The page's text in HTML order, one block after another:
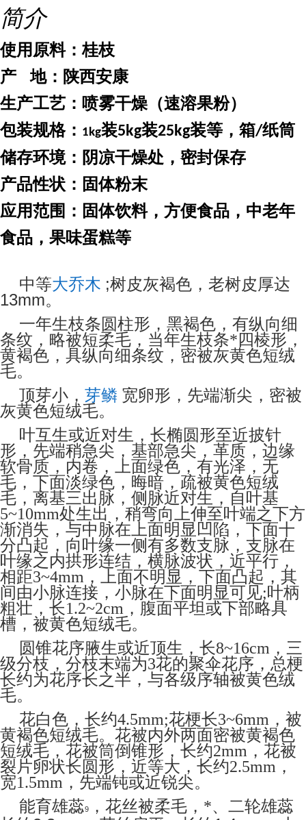
简介
使用原料：桂枝
产
地： 陕西安康
生产工艺：喷雾干燥（速溶果粉）
包装规格： 1kg装5kg装25kg装等，箱/纸筒
储存环境：阴凉干燥处，密封保存
产品性状：固体粉末
应用范围：固体饮料，方便食品，中老年
食品，果味蛋糕等
中等大乔木 ;树皮灰褐色，老树皮厚达
13mm。
一年生枝条圆柱形，黑褐色，有纵向细
条纹，略被短柔毛，当年生枝条*四棱形，
黄褐色，具纵向细条纹，密被灰黄色短绒
毛。
顶芽小， 芽鳞 宽卵形，先端渐尖，密被
灰黄色短绒毛。
叶互生或近对生，长椭圆形至近披针
形，先端稍急尖，基部急尖，革质，边缘
软骨质，内卷，上面绿色，有光泽，无
毛，下面淡绿色，晦暗，疏被黄色短绒
毛，离基三出脉，侧脉近对生，自叶基
5~10mm处生出，稍弯向上伸至叶端之下方
渐消失，与中脉在上面明显凹陷，下面十
分凸起，向叶缘一侧有多数支脉，支脉在
叶缘之内拱形连结，横脉波状，近平行，
相距3~4mm ，上面不明显，下面凸起，其
间由小脉连接，小脉在下面明显可见;叶柄
粗壮，长1.2~2cm ，腹面平坦或下部略具
槽，被黄色短绒毛。
圆锥花序腋生或近顶生，长8~16cm ，三
级分枝，分枝末端为3花的聚伞花序，总梗
长约为花序长之半，与各级序轴被黄色绒
毛。
花白色，长约4.5mm;花梗长3~6mm ，被
黄褐色短绒毛。花被内外两面密被黄褐色
短绒毛，花被筒倒锥形，长约2mm ，花被
裂片卵状长圆形，近等大，长约2.5mm ，
宽1.5mm ，先端钝或近锐尖。
能育雄蕊9
，花丝被柔毛，*、二轮雄蕊